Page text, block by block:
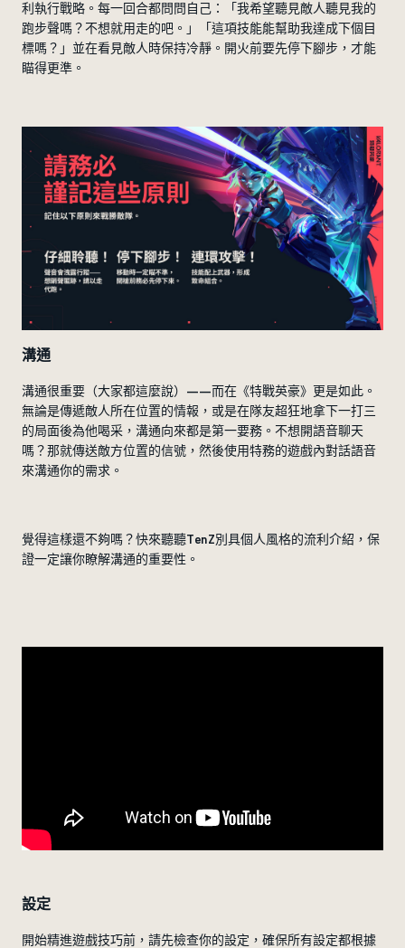
利執行戰略。每一回合都問問自己：「我希望聽見敵人聽見我的
跑步聲嗎？不想就用走的吧。」「這項技能能幫助我達成下個目
標嗎？」並在看見敵人時保持冷靜。開火前要先停下腳步，才能
瞄得更準。
溝通
溝通很重要（大家都這麼說）——而在《特戰英豪》更是如此。
無論是傳遞敵人所在位置的情報，或是在隊友超狂地拿下一打三
的局面後為他喝采，溝通向來都是第一要務。不想開語音聊天
嗎？那就傳送敵方位置的信號，然後使用特務的遊戲內對話語音
來溝通你的需求。
覺得這樣還不夠嗎？快來聽聽TenZ別具個人風格的流利介紹，保
證一定讓你瞭解溝通的重要性。
設定
開始精進遊戲技巧前，請先檢查你的設定，確保所有設定都根據